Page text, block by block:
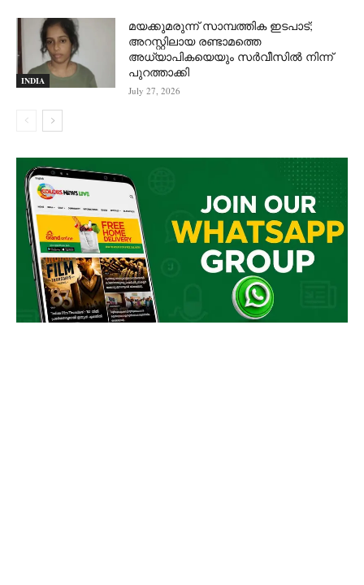
INDIA
മയക്കുമരുന്ന് സാമ്പത്തിക ഇടപാട്;
അറസ്റ്റിലായ രണ്ടാമത്തെ
അധ്യാപികയെയും സർവീസിൽ നിന്ന്
പുറത്താക്കി
July 27, 2026